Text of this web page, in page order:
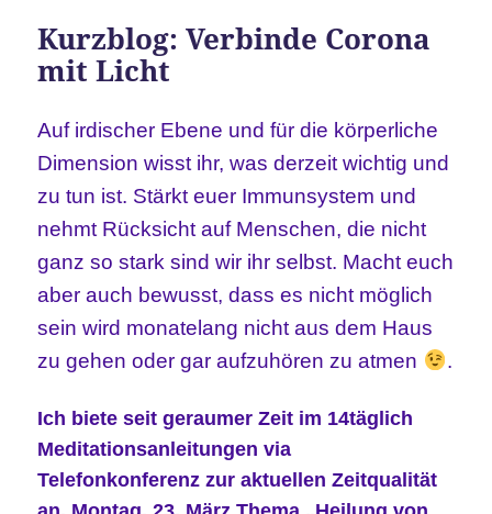
Kurzblog: Verbinde Corona
mit Licht
Auf irdischer Ebene und für die körperliche
Dimension wisst ihr, was derzeit wichtig und
zu tun ist. Stärkt euer Immunsystem und
nehmt Rücksicht auf Menschen, die nicht
ganz so stark sind wir ihr selbst. Macht euch
aber auch bewusst, dass es nicht möglich
sein wird monatelang nicht aus dem Haus
zu gehen oder gar aufzuhören zu atmen
.
Ich biete seit geraumer Zeit im 14täglich
Meditationsanleitungen via
Telefonkonferenz zur aktuellen Zeitqualität